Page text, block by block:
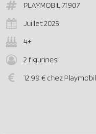
PLAYMOBIL71907
Juillet 2025
4+
2 figurines
12.99 € chez Playmobil